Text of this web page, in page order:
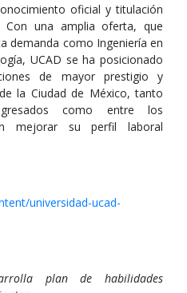
oficial y titulación
una amplia oferta, que
demanda como Ingeniería en
UCAD se ha posicionado
de mayor prestigio y
la Ciudad de México, tanto
como entre los
mejorar su perfil laboral
universidad-ucad-
plan de habilidades